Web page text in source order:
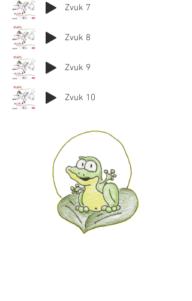
Zvuk 7
Zvuk 8
Zvuk 9
Zvuk 10